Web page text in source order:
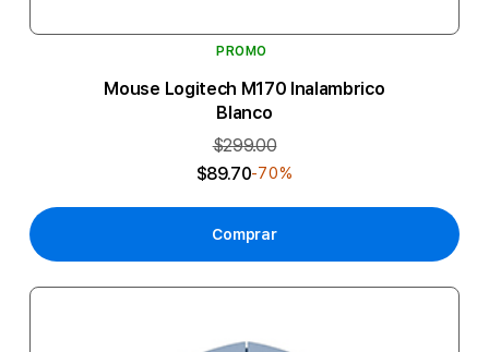
PROMO
Mouse Logitech M170 Inalambrico
Blanco
$299.00
$89.70-70%
Comprar